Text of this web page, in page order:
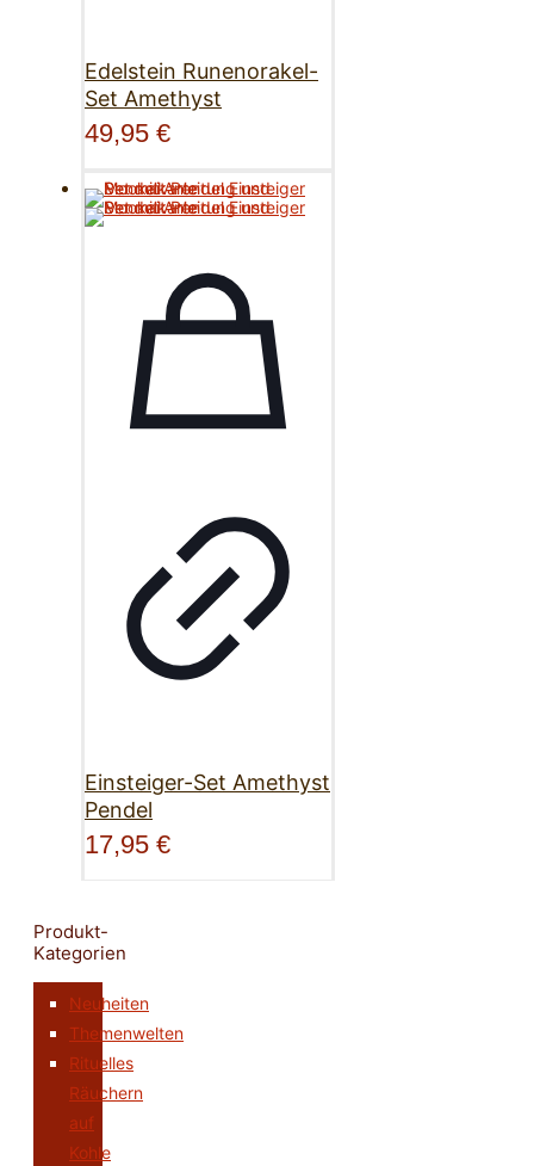
Edelstein Runenorakel-
Set Amethyst
49,95 €
Einsteiger-Set Amethyst
Pendel
17,95 €
Produkt-
Kategorien
Neuheiten
Themenwelten
Rituelles
Räuchern
auf
Kohle